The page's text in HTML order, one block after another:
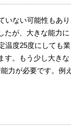
いない可能性もあり
たが、大きな能力に
温度25度にしても業
す。もう少し大きな
力が必要です。例え